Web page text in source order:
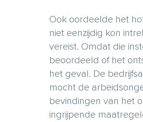
Ook oordeelde het
niet eenzijdig kon
vereist. Omdat die
beoordeeld of het
het geval. De
mocht de
bevindingen van het
ingrijpende